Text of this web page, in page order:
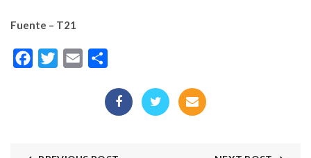
Fuente – T21
FacebookTwitterEmail